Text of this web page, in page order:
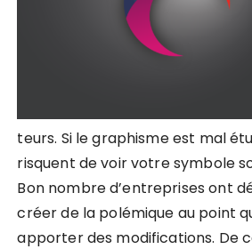
teurs. Si le graphisme est mal
risquent de voir votre symbole
Bon nombre d’entreprises ont
créer de la polémique au point
apporter des modifications. De